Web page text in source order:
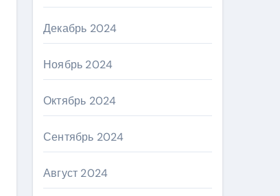
Декабрь 2024
Ноябрь 2024
Октябрь 2024
Сентябрь 2024
Август 2024